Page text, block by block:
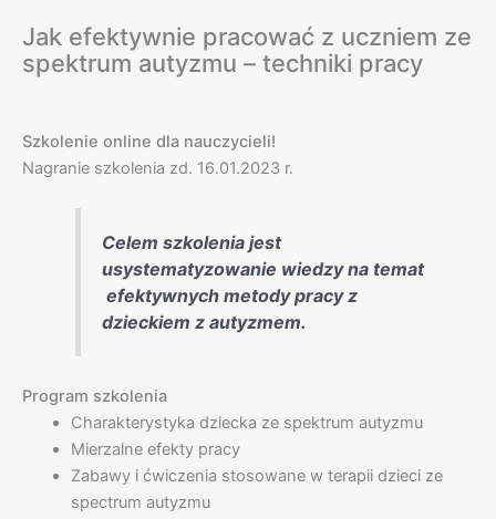
Jak efektywnie pracować z uczniem ze
spektrum autyzmu – techniki pracy
Szkolenie online dla nauczycieli!
Nagranie szkolenia zd. 16.01.2023 r.
Celem szkolenia jest
usystematyzowanie wiedzy na temat
efektywnych metody pracy z
dzieckiem z autyzmem.
Program szkolenia
Charakterystyka dziecka ze spektrum autyzmu
Mierzalne efekty pracy
Zabawy i ćwiczenia stosowane w terapii dzieci ze
spectrum autyzmu